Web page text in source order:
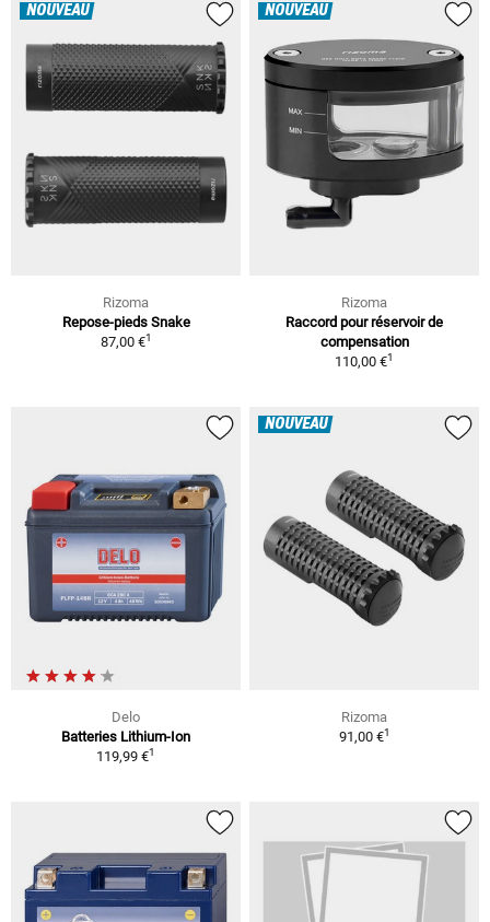
NOUVEAU
Rizoma
Repose-pieds Snake
87,00 €1
NOUVEAU
Rizoma
Raccord pour réservoir de
compensation
110,00 €1
Delo
Batteries Lithium-Ion
119,99 €1
NOUVEAU
Rizoma
91,00 €1